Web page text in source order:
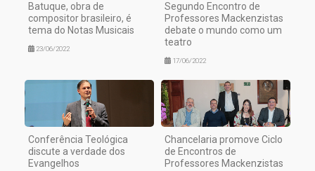
Batuque, obra de
compositor brasileiro, é
tema do Notas Musicais
23/06/2022
Segundo Encontro de
Professores Mackenzistas
debate o mundo como um
teatro
17/06/2022
Conferência Teológica
discute a verdade dos
Evangelhos
Chancelaria promove Ciclo
de Encontros de
Professores Mackenzistas